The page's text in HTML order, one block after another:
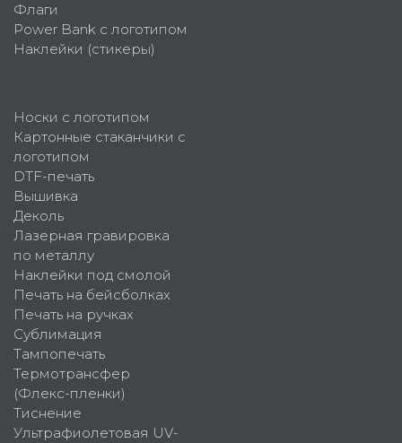
Флаги
Power Bank с логотипом
Наклейки (стикеры)
Носки с логотипом
Картонные стаканчики с
логотипом
DTF-печать
Вышивка
Деколь
Лазерная гравировка
по металлу
Наклейки под смолой
Печать на бейсболках
Печать на ручках
Сублимация
Тампопечать
Термотрансфер
(Флекс-пленки)
Тиснение
Ультрафиолетовая UV-